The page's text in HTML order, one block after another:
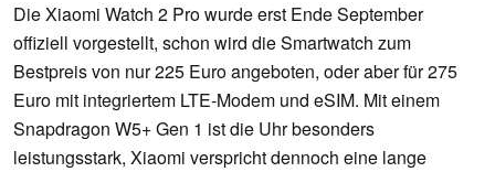
Die Xiaomi Watch 2 Pro wurde erst Ende September
offiziell vorgestellt, schon wird die Smartwatch zum
Bestpreis von nur 225 Euro angeboten, oder aber für 275
Euro mit integriertem LTE-Modem und eSIM. Mit einem
Snapdragon W5+ Gen 1 ist die Uhr besonders
leistungsstark, Xiaomi verspricht dennoch eine lange